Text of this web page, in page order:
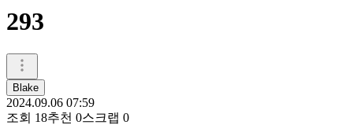
293
Blake
2024.09.06 07:59
조회 18추천 0스크랩 0